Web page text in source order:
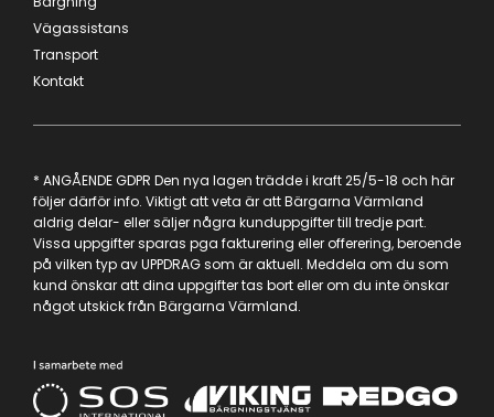
Vägassistans
Transport
Kontakt
* ANGÅENDE GDPR Den nya lagen trädde i kraft 25/5-18 och här
följer därför info. Viktigt att veta är att Bärgarna Värmland
aldrig delar- eller säljer några kunduppgifter till tredje part.
Vissa uppgifter sparas pga fakturering eller offerering, beroende
på vilken typ av UPPDRAG som är aktuell. Meddela om du som
kund önskar att dina uppgifter tas bort eller om du inte önskar
något utskick från Bärgarna Värmland.